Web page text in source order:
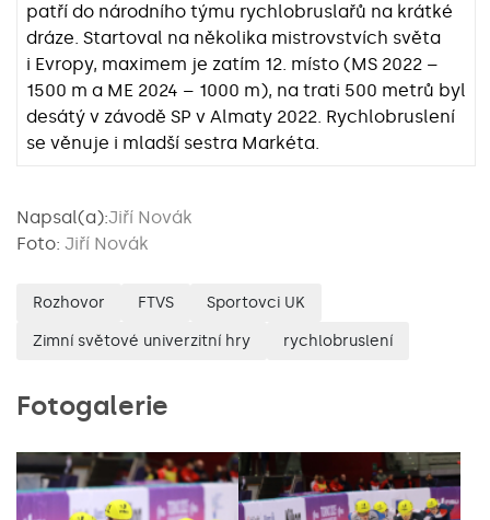
patří do národního týmu rychlobruslařů na krátké
dráze. Startoval na několika mistrovstvích světa
i Evropy, maximem je zatím 12. místo (MS 2022 –
1500 m a ME 2024 – 1000 m), na trati 500 metrů byl
desátý v závodě SP v Almaty 2022. Rychlobruslení
se věnuje i mladší sestra Markéta.
Napsal(a):Jiří Novák
Foto: Jiří Novák
Rozhovor FTVS Sportovci UK
Zimní světové univerzitní hry rychlobruslení
Fotogalerie